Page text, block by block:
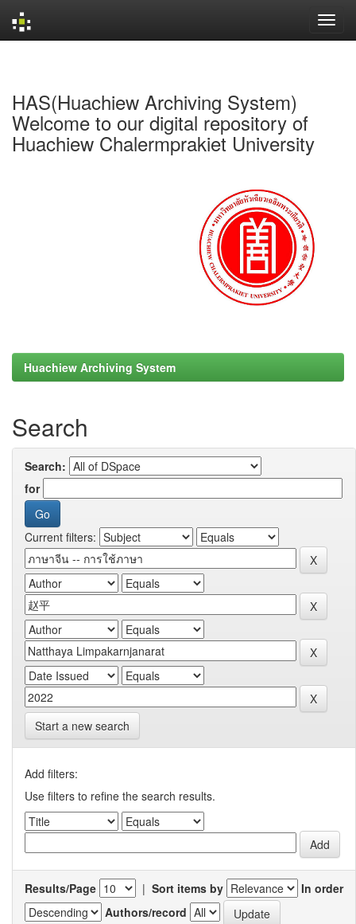
HAS(Huachiew Archiving System)
Welcome to our digital repository of
Huachiew Chalermprakiet University
Huachiew Archiving System
Search
Search:
for
Current filters:
Start a new search
Add filters:
Use filters to refine the search results.
Results/Page | Sort items by
In order
Authors/record